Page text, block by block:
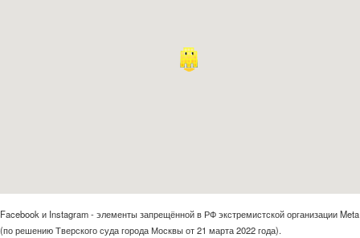
Facebook и Instagram - элементы запрещённой в РФ экстремистской организации Meta
(по решению Тверского суда города Москвы от 21 марта 2022 года).